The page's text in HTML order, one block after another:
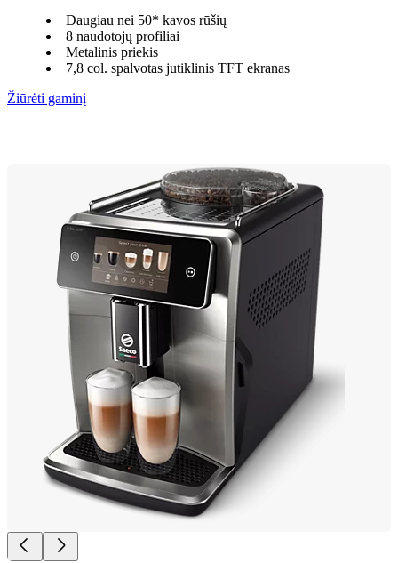
Daugiau nei 50* kavos rūšių
8 naudotojų profiliai
Metalinis priekis
7,8 col. spalvotas jutiklinis TFT ekranas
Žiūrėti gaminį